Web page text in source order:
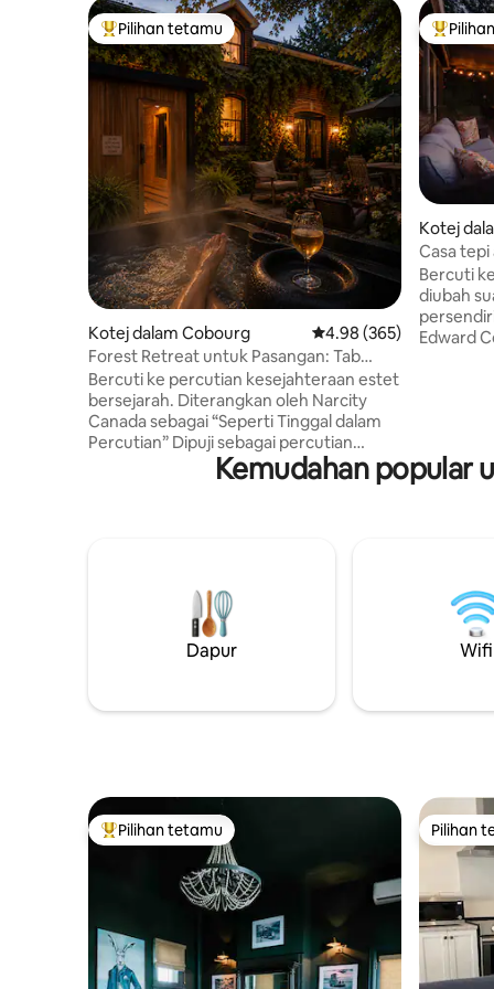
Pilihan utama tetamu
Pilihan tetamu
Kotej dalam Cobourg Penarafan purata 4.98
4.98 (365)
Forest Retreat untuk Pasangan: Tab
Mandi Panas, Sauna, Pendiang Api
Bercuti ke percutian kesejahteraan estet
bersejarah. Diterangkan oleh Narcity
Canada sebagai “Seperti Tinggal dalam
Percutian” Dipuji sebagai percutian
pasangan, berhampiran Ste. Anne's Spa.
Ikuti kami @coachhouse_cobourg Masuk
menggabungkan pesona bersejarah
dengan keselesaan moden, menawarkan
tab mandi air panas persendirian, sauna,
pendiang api yang selesa dan percutian
yang bersih.
Pilihan
Kotej
Casa tepi
SAUNA
Bercuti
diubah
Edward
ke
dengan
Kemudahan popular
Dapur Wifi
Pilihan utama tetamu
Pilihan tetamu Pilihan
Pilihan